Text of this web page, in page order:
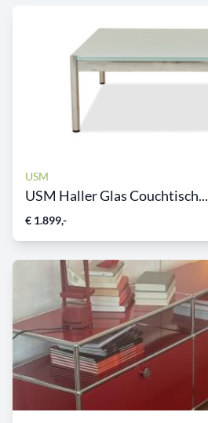
USM
USM Haller Glas Couchtisch...
€ 1.899,-